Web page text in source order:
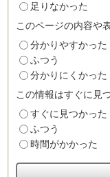
足りなかった
このページの内容や
分かりやすかった
ふつう
分かりにくかった
この情報はすぐに見
すぐに見つかった
ふつう
時間がかかった